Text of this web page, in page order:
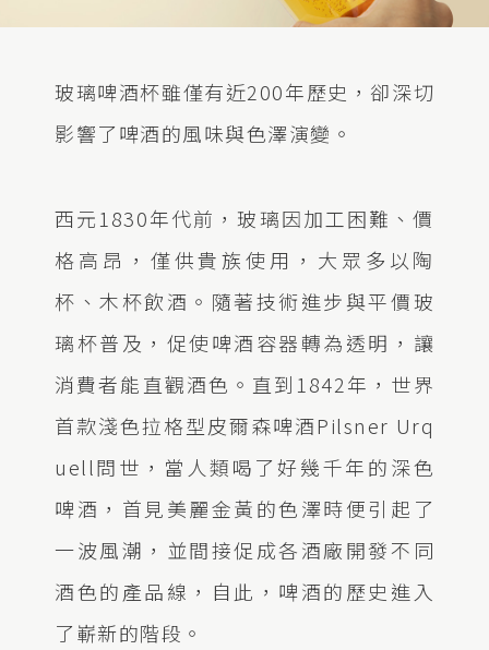
玻璃啤酒杯雖僅有近200年歷史，卻深切
影響了啤酒的風味與色澤演變。
西元1830年代前，玻璃因加工困難、價
格高昂，僅供貴族使用，大眾多以陶
杯、木杯飲酒。隨著技術進步與平價玻
璃杯普及，促使啤酒容器轉為透明，讓
消費者能直觀酒色。直到1842年，世界
首款淺色拉格型皮爾森啤酒Pilsner Urq
uell問世，當人類喝了好幾千年的深色
啤酒，首見美麗金黃的色澤時便引起了
一波風潮，並間接促成各酒廠開發不同
酒色的產品線，自此，啤酒的歷史進入
了嶄新的階段。